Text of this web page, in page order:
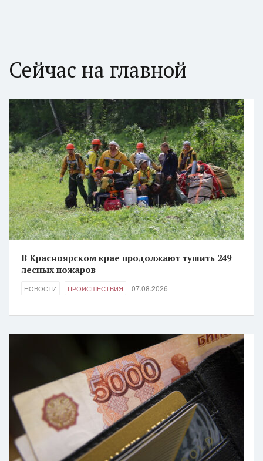
Сейчас на главной
В Красноярском крае продолжают тушить 249
лесных пожаров
НОВОСТИ ПРОИСШЕСТВИЯ 07.08.2026